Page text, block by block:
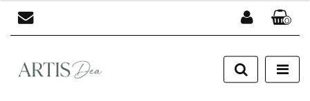
Zaloguj się
Zarejestruj się
0